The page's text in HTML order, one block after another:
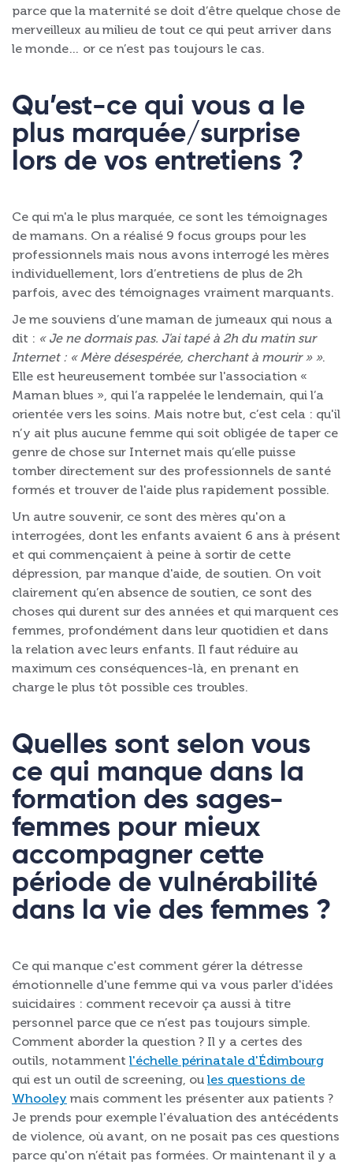
parce que la maternité se doit d’être quelque chose de
merveilleux au milieu de tout ce qui peut arriver dans
le monde… or ce n’est pas toujours le cas.
Qu’est-ce qui vous a le
plus marquée/surprise
lors de vos entretiens ?
Ce qui m'a le plus marquée, ce sont les témoignages
de mamans. On a réalisé 9 focus groups pour les
professionnels mais nous avons interrogé les mères
individuellement, lors d’entretiens de plus de 2h
parfois, avec des témoignages vraiment marquants.
Je me souviens d’une maman de jumeaux qui nous a
dit : « Je ne dormais pas. J'ai tapé à 2h du matin sur
Internet : « Mère désespérée, cherchant à mourir » ».
Elle est heureusement tombée sur l'association «
Maman blues », qui l’a rappelée le lendemain, qui l’a
orientée vers les soins. Mais notre but, c’est cela : qu'il
n’y ait plus aucune femme qui soit obligée de taper ce
genre de chose sur Internet mais qu’elle puisse
tomber directement sur des professionnels de santé
formés et trouver de l'aide plus rapidement possible.
Un autre souvenir, ce sont des mères qu'on a
interrogées, dont les enfants avaient 6 ans à présent
et qui commençaient à peine à sortir de cette
dépression, par manque d'aide, de soutien. On voit
clairement qu’en absence de soutien, ce sont des
choses qui durent sur des années et qui marquent ces
femmes, profondément dans leur quotidien et dans
la relation avec leurs enfants. Il faut réduire au
maximum ces conséquences-là, en prenant en
charge le plus tôt possible ces troubles.
Quelles sont selon vous
ce qui manque dans la
formation des sages-
femmes pour mieux
accompagner cette
période de vulnérabilité
dans la vie des femmes ?
Ce qui manque c'est comment gérer la détresse
émotionnelle d'une femme qui va vous parler d'idées
suicidaires : comment recevoir ça aussi à titre
personnel parce que ce n’est pas toujours simple.
Comment aborder la question ? Il y a certes des
outils, notamment l'échelle périnatale d'Édimbourg
qui est un outil de screening, ou les questions de
Whooley mais comment les présenter aux patients ?
Je prends pour exemple l'évaluation des antécédents
de violence, où avant, on ne posait pas ces questions
parce qu'on n’était pas formées. Or maintenant il y a